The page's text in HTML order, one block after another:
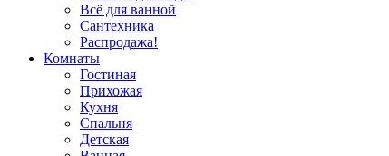
Всё для ванной
Сантехника
Распродажа!
Комнаты
Гостиная
Прихожая
Кухня
Спальня
Детская